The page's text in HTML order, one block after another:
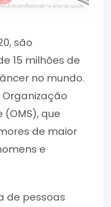
são
15 milhões de
no mundo.
(OMS), que
de maior
e
de pessoas